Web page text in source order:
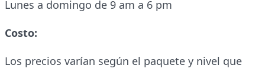
Lunes a domingo de 9 am a 6 pm
Costo:
Los precios varían según el paquete y nivel que